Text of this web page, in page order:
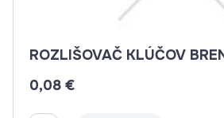
ROZLIŠOVAČ KLÚČOV
0,08 €